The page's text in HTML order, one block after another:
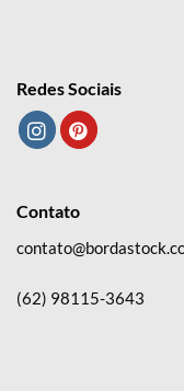
Redes Sociais
Contato
(62) 98115-3643